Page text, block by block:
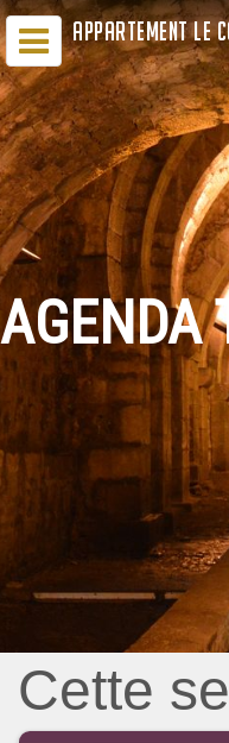
APPARTEMENT LE
AGENDA
Cette